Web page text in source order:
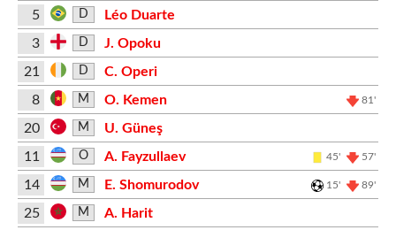
5 D
Léo Duarte
3
D
J. Opoku
21
D
C. Operi
8
M O. Kemen 81'
20 M
U. Güneş
11
O A. Fayzullaev 45' 57'
14 M E. Shomurodov 15' 89'
25 M
A. Harit